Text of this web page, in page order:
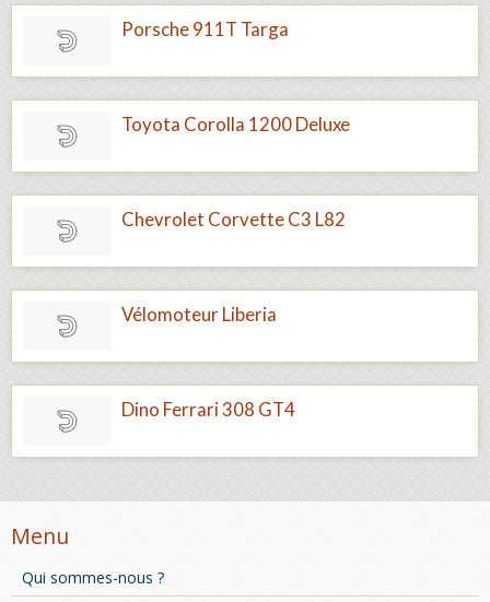
Porsche 911T Targa
Toyota Corolla 1200 Deluxe
Chevrolet Corvette C3 L82
Vélomoteur Liberia
Dino Ferrari 308 GT4
Menu
Qui sommes-nous ?